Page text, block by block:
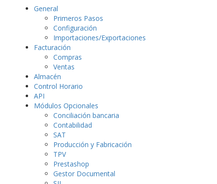
General
Primeros Pasos
Configuración
Importaciones/Exportaciones
Facturación
Compras
Ventas
Almacén
Control Horario
API
Módulos Opcionales
Conciliación bancaria
Contabilidad
SAT
Producción y Fabricación
TPV
Prestashop
Gestor Documental